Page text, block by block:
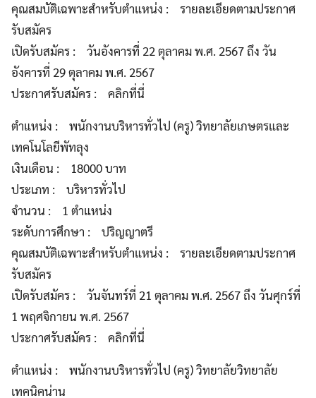
คุณสมบัติเฉพาะสำหรับตำแหน่ง : รายละเอียดตามประกาศ
รับสมัคร
เปิดรับสมัคร : วันอังคารที่ 22 ตุลาคม พ.ศ. 2567 ถึง วัน
อังคารที่ 29 ตุลาคม พ.ศ. 2567
ประกาศรับสมัคร : คลิกที่นี่
ตำแหน่ง : พนักงานบริหารทั่วไป (ครู) วิทยาลัยเกษตรและ
เทคโนโลยีพัทลุง
เงินเดือน : 18000 บาท
ประเภท : บริหารทั่วไป
จำนวน : 1 ตำแหน่ง
ระดับการศึกษา : ปริญญาตรี
คุณสมบัติเฉพาะสำหรับตำแหน่ง : รายละเอียดตามประกาศ
รับสมัคร
เปิดรับสมัคร : วันจันทร์ที่ 21 ตุลาคม พ.ศ. 2567 ถึง วันศุกร์ที่
1 พฤศจิกายน พ.ศ. 2567
ประกาศรับสมัคร : คลิกที่นี่
ตำแหน่ง : พนักงานบริหารทั่วไป (ครู) วิทยาลัยวิทยาลัย
เทคนิคน่าน